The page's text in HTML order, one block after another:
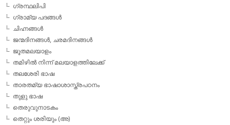
ഗ്രന്ഥലിപി
ഗ്രാമ്യ പദങ്ങള്‍
ചിഹ്നങ്ങള്‍
ജന്മദിനങ്ങള്‍, ചരമദിനങ്ങള്‍
ജൂതമലയാളം
തമിഴില്‍ നിന്ന് മലയാളത്തിലേക്ക്
തലശേരി ഭാഷ
താരതമ്യ ഭാഷാശാസ്ത്രപഠനം
തുളു ഭാഷ
തെരുവുനാടകം
തെറ്റും ശരിയും (അ)